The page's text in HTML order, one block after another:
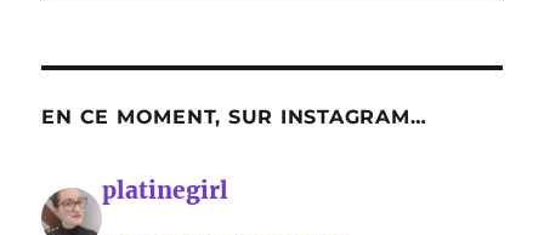
EN CE MOMENT, SUR INSTAGRAM…
platinegirl